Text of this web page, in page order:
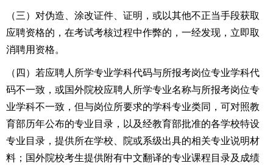
（三）对伪造、涂改证件、证明，或以其他不正当手段获取
应聘资格的，在考试考核过程中作弊的，一经发现，立即取
消聘用资格。
（四）若应聘人所学专业学科代码与所报考岗位专业学科代
码不一致，或国外院校应聘人所学专业名称与所报考岗位专
业学科不一致，但与岗位所要求的学科专业类同，可对照教
育部历年公布的专业目录，以及经教育部批准的各学校特设
专业目录，提供所在学校、院或系级出具的相关专业说明材
料；国外院校考生提供附有中文翻译的专业课程目录及成绩